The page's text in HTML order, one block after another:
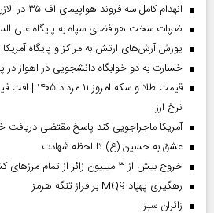
انهدام کامل سه فروند هواپیمای اف ۳۵ در الازرق اردن
ضربات سخت هوافضای سپاه به پایگاه علی
یورش آرش‌های ارتش به مراکز و پایگاه‌
خسارت به دو خوابگاه دانشجویی در اهواز در
قیمت طلا و
نرخ ارز
آمریکا ماجراجویی کند پاسخ مقتضی دریافت
عشق به حسین (ع) تا لحظه شهادت
خروج بیش از ۳ میلیون زائر از تمام مرز‌های کشور
رهگیری پهپاد MQ9 بر فراز تنگه هرمز
‌زائران سبز